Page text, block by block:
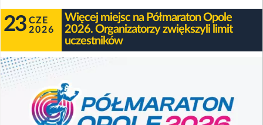
23 CZE
2026
Więcej miejsc na Półmaraton Opole
2026. Organizatorzy zwiększyli limit
uczestników